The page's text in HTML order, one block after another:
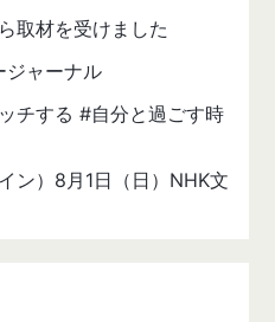
取材を受けました
ャーナル
チする #自分と過ごす時
ン）8月1日（日）NHK文